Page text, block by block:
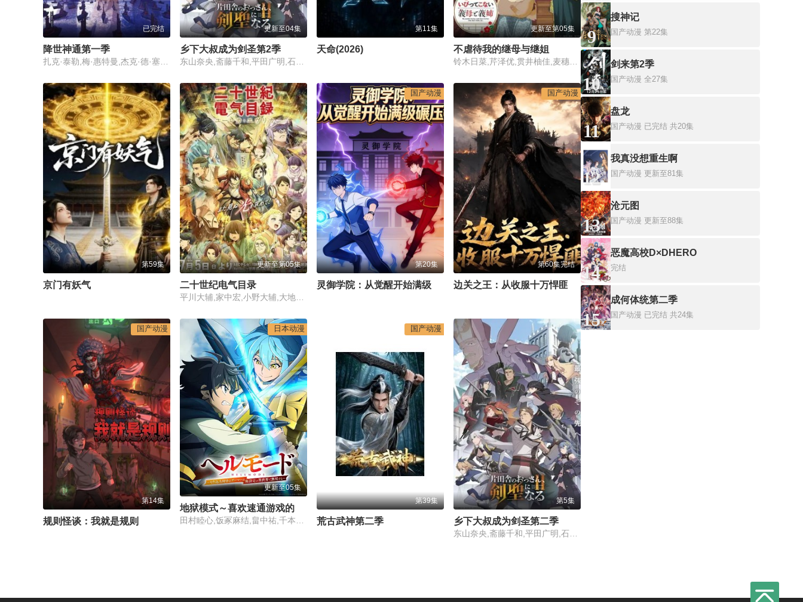
已完结
降世神通第一季
更新至04集
乡下大叔成为剑圣第2季
第11集
天命(2026)
更新至第05集
不虐待我的继母与继姐
第59集
京门有妖气
更新至第05集
二十世纪电气目录
国产动漫
第20集
国产动漫
第60集完结
国产动漫
第14集
规则怪谈：我就是规则
日本动漫
更新至05集
国产动漫
第39集
荒古武神第二季
第5集
乡下大叔成为剑圣第二季
9
搜神记
国产动漫 第22集
10
剑来第2季
国产动漫 全27集
11
盘龙
国产动漫 已完结 共20集
12
我真没想重生啊
国产动漫 更新至81集
13
沧元图
国产动漫 更新至88集
14
恶魔高校D×DHERO
完结
15
成何体统第二季
国产动漫 已完结 共24集